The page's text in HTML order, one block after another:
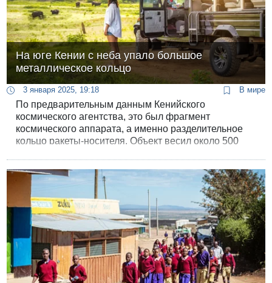
На юге Кении с неба упало большое
металлическое кольцо
3 января 2025, 19:18 В мире
По предварительным данным Кенийского
космического агентства, это был фрагмент
космического аппарата, а именно разделительное
кольцо ракеты-носителя. Объект весил около 500